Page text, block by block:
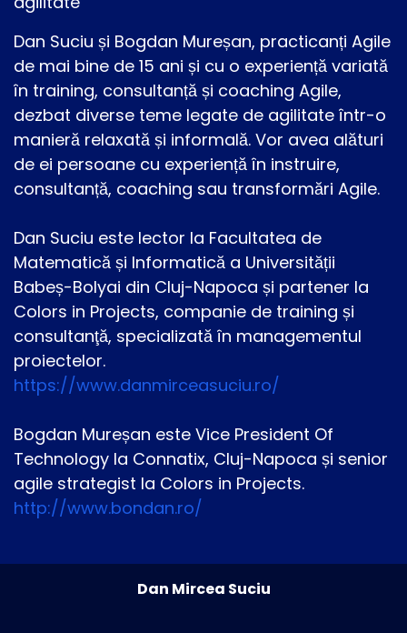
Dan Suciu și Bogdan Mureșan, practicanți Agile
de mai bine de 15 ani și cu o experiență variată
în training, consultanță și coaching Agile,
dezbat diverse teme legate de agilitate într-o
manieră relaxată și informală. Vor avea alături
de ei persoane cu experiență în instruire,
consultanță, coaching sau transformări Agile.
Dan Suciu este lector la Facultatea de
Matematică și Informatică a Universității
Babeș-Bolyai din Cluj-Napoca și partener la
Colors in Projects, companie de training și
consultanţă, specializată în managementul
proiectelor.
https://www.danmirceasuciu.ro/
Bogdan Mureșan este Vice President Of
Technology la Connatix, Cluj-Napoca și senior
agile strategist la Colors in Projects.
http://www.bondan.ro/
Dan Mircea Suciu